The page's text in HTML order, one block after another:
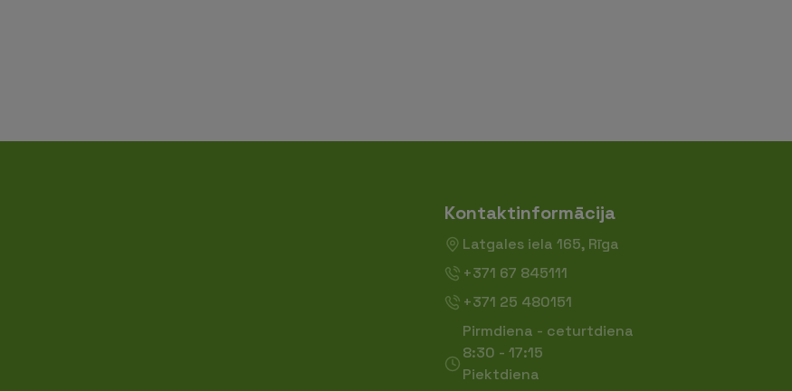
Kontaktinformācija
Latgales iela 165, Rīga
+371 67 845111
+371 25 480151
Pirmdiena - ceturtdiena
8:30 - 17:15
Piektdiena